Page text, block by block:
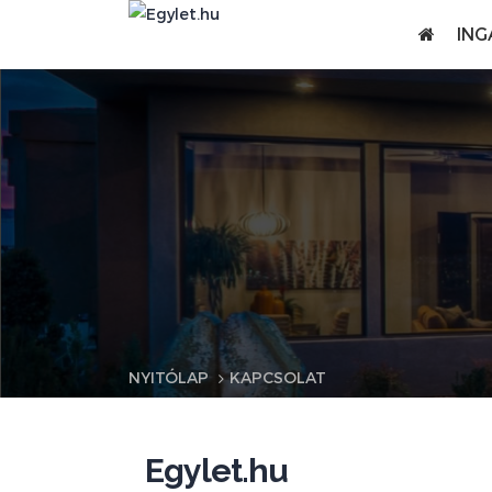
NYITÓLAP KAPCSOLAT
Egylet.hu